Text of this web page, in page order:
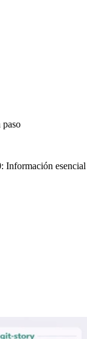
paso
Información esencial